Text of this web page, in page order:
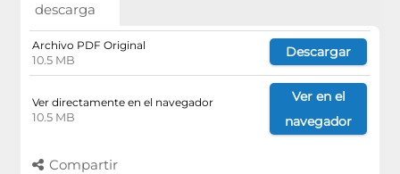
descarga
Archivo PDF Original
10.5 MB
Descargar
Ver directamente en el navegador
10.5 MB
Ver en el
navegador
Compartir